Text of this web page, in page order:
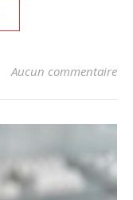
Aucun commentaire